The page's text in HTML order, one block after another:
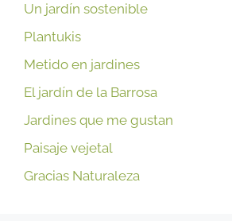
Un jardín sostenible
Plantukis
Metido en jardines
El jardín de la Barrosa
Jardines que me gustan
Paisaje vejetal
Gracias Naturaleza